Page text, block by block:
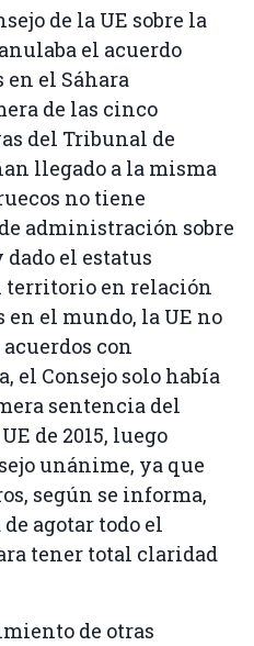
de la UE sobre la
el acuerdo
en el Sáhara
de las cinco
del Tribunal de
llegado a la misma
no tiene
administración sobre
el estatus
territorio en relación
el mundo, la UE no
con
el Consejo solo había
sentencia del
de 2015, luego
unánime, ya que
según se informa,
agotar todo el
tener total claridad
de otras